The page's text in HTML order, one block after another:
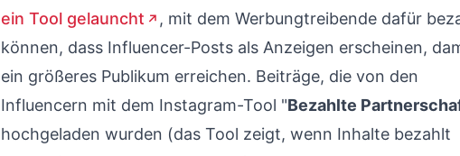
ein Tool gelauncht
, mit dem Werbungtreibende dafür
können, dass Influencer-Posts als Anzeigen erscheinen,
ein größeres Publikum erreichen. Beiträge, die von den
Influencern mit dem Instagram-Tool "Bezahlte
hochgeladen wurden (das Tool zeigt, wenn Inhalte bezahlt